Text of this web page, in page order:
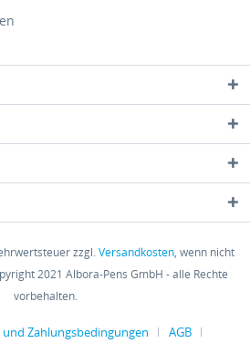
zzgl.Versandkosten, wenn nicht
2021 Albora-Pens GmbH - alle Rechte
vorbehalten.
und Zahlungsbedingungen AGB